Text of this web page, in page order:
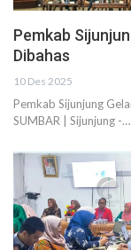
Pemkab
Dibahas
10 Des 2025
Pemkab Sijunjung
SUMBAR | Sijunjung -…